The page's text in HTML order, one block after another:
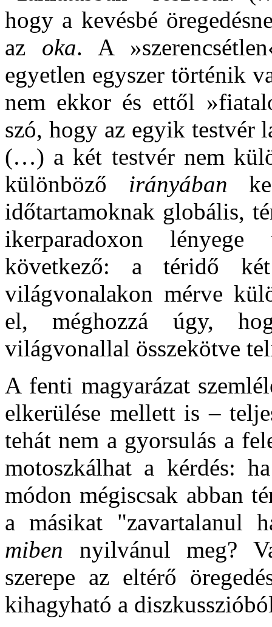
hogy a kevésbé
az oka. A
egyetlen egyszer történik
nem ekkor és ettől
szó, hogy az egyik testvér
(…) a két testvér nem
különböző irányában
időtartamoknak globális,
ikerparadoxon
következő: a téridő
világvonalakon mérve
el, méghozzá úgy,
világvonallal összekötve
A fenti magyarázat
elkerülése mellett is –
tehát nem a gyorsulás a
motoszkálhat a kérdés:
módon mégiscsak abban
a másikat "zavartalanul
miben nyilvánul meg?
szerepe az eltérő
kihagyható a